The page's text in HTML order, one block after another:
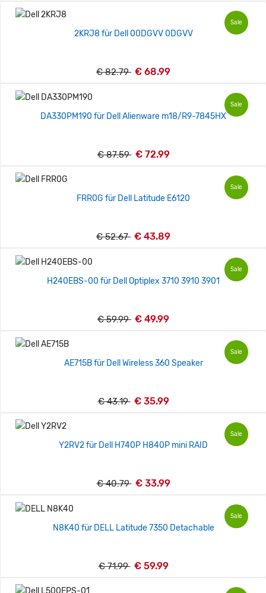
Sale
2KRJ8 für Dell 00DGVV 0DGVV
€ 82.79 € 68.99
Sale
DA330PM190 für Dell Alienware m18/R9-7845HX
€ 87.59 € 72.99
Sale
FRR0G für Dell Latitude E6120
€ 52.67 € 43.89
Sale
H240EBS-00 für Dell Optiplex 3710 3910 3901
€ 59.99 € 49.99
Sale
AE715B für Dell Wireless 360 Speaker
€ 43.19 € 35.99
Sale
Y2RV2 für Dell H740P H840P mini RAID
€ 40.79 € 33.99
Sale
N8K40 für DELL Latitude 7350 Detachable
€ 71.99 € 59.99